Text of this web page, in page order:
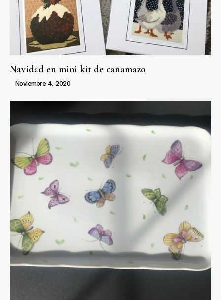
Navidad en mini kit de cañamazo
Noviembre 4, 2020